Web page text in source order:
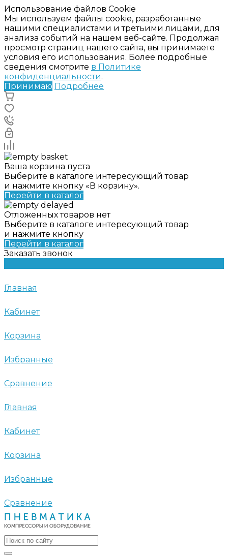
Использование файлов Cookie
Мы используем файлы cookie, разработанные
нашими специалистами и третьими лицами, для
анализа событий на нашем веб-сайте. Продолжая
просмотр страниц нашего сайта, вы принимаете
условия его использования. Более подробные
сведения смотрите в Политике
конфиденциальности.
Принимаю Подробнее
Ваша корзина пуста
Выберите в каталоге интересующий товар
и нажмите кнопку «В корзину».
Перейти в каталог
Отложенных товаров нет
Выберите в каталоге интересующий товар
и нажмите кнопку
Перейти в каталог
Заказать звонок
Главная
Кабинет
Корзина
Избранные
Сравнение
Главная
Кабинет
Корзина
Избранные
Сравнение